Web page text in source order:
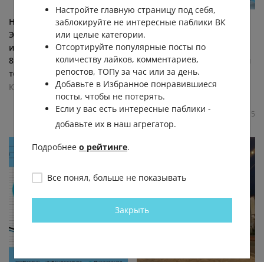
Найден красивый котик в
Энергетиках . Ищу старых
или новых хозяев
89068836712 номер в Макс
тот же
Курган | курганские.ру
1.7К 0.0К 2 2
❗️В Заозерном пока не
рекомендуется пить воду
из-под крана. После
аварии на водопроводной
сети специалисты
«Водного...
Курган | курганские.ру
1.8К 5
Настройте главную страницу под себя,
заблокируйте не интересные паблики ВК
или целые категории.
Отсортируйте популярные посты по
количеству лайков, комментариев,
репостов, ТОПу за час или за день.
Добавьте в Избранное понравившиеся
посты, чтобы не потерять.
Если у вас есть интересные паблики -
добавьте их в наш агрегатор.
Подробнее о рейтинге.
Все понял, больше не показывать
Закрыть